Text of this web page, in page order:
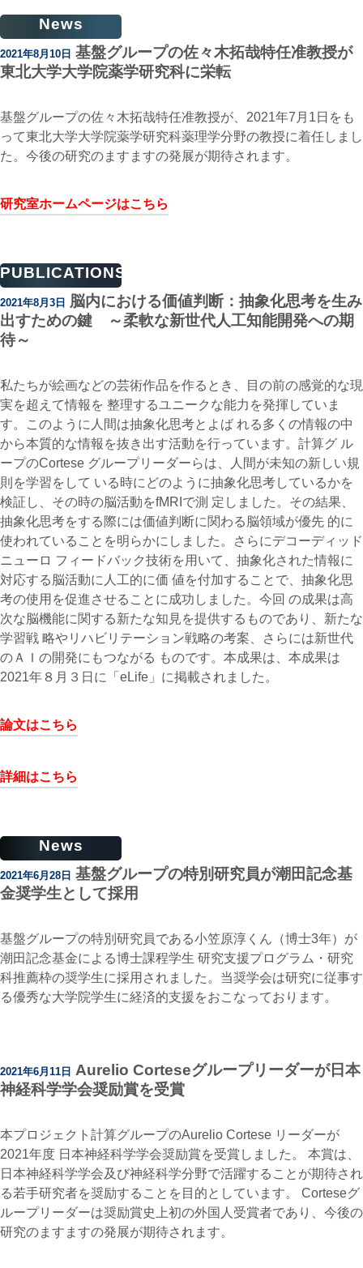
News
2021年8月10日 基盤グループの佐々木拓哉特任准教授が
東北大学大学院薬学研究科に栄転
基盤グループの佐々木拓哉特任准教授が、2021年7月1日をも
って東北大学大学院薬学研究科薬理学分野の教授に着任しまし
た。今後の研究のますますの発展が期待されます。
研究室ホームページはこちら
PUBLICATIONS
2021年8月3日
脳内における価値判断：抽象化思考を生み
出すための鍵 ～柔軟な新世代人工知能開発への期
待～
私たちが絵画などの芸術作品を作るとき、目の前の感覚的な現
実を超えて情報を 整理するユニークな能力を発揮していま
す。このように人間は抽象化思考とよば れる多くの情報の中
から本質的な情報を抜き出す活動を行っています。計算グ ル
ープのCortese グループリーダーらは、人間が未知の新しい規
則を学習をして いる時にどのように抽象化思考しているかを
検証し、その時の脳活動をfMRIで測 定しました。その結果、
抽象化思考をする際には価値判断に関わる脳領域が優先 的に
使われていることを明らかにしました。さらにデコーディッド
ニューロ フィードバック技術を用いて、抽象化された情報に
対応する脳活動に人工的に価 値を付加することで、抽象化思
考の使用を促進させることに成功しました。今回 の成果は高
次な脳機能に関する新たな知見を提供するものであり、新たな
学習戦 略やリハビリテーション戦略の考案、さらには新世代
のＡＩの開発にもつながる ものです。本成果は、本成果は
2021年８月３日に「eLife」に掲載されました。
論文はこちら
詳細はこちら
News
2021年6月28日 基盤グループの特別研究員が潮田記念基
金奨学生として採用
基盤グループの特別研究員である小笠原淳くん（博士3年）が
潮田記念基金による博士課程学生 研究支援プログラム・研究
科推薦枠の奨学生に採用されました。当奨学会は研究に従事す
る優秀な大学院学生に経済的支援をおこなっております。
2021年6月11日 Aurelio Corteseグループリーダーが日本
神経科学学会奨励賞を受賞
本プロジェクト計算グループのAurelio Cortese リーダーが
2021年度 日本神経科学学会奨励賞を受賞しました。 本賞は、
日本神経科学学会及び神経科学分野で活躍することが期待され
る若手研究者を奨励することを目的としています。 Corteseグ
ループリーダーは奨励賞史上初の外国人受賞者であり、今後の
研究のますますの発展が期待されます。